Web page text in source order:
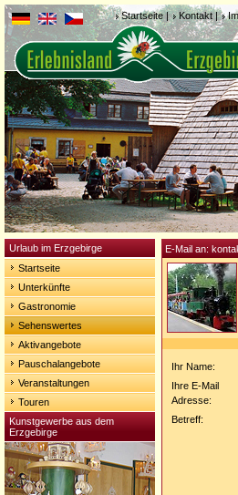
Startseite| Kontakt|
Urlaub im Erzgebirge
Startseite
Unterkünfte
Gastronomie
Sehenswertes
Aktivangebote
Pauschalangebote
Veranstaltungen
Touren
Kunstgewerbe aus dem
Erzgebirge
E-Mail an:
Ihr Name:
Ihre E-Mail
Adresse:
Betreff: